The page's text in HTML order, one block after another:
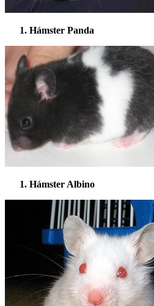
Hámster Panda
Hámster Albino